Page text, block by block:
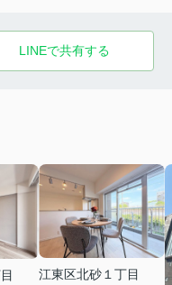
LINEで共有する
江東区北砂１丁目